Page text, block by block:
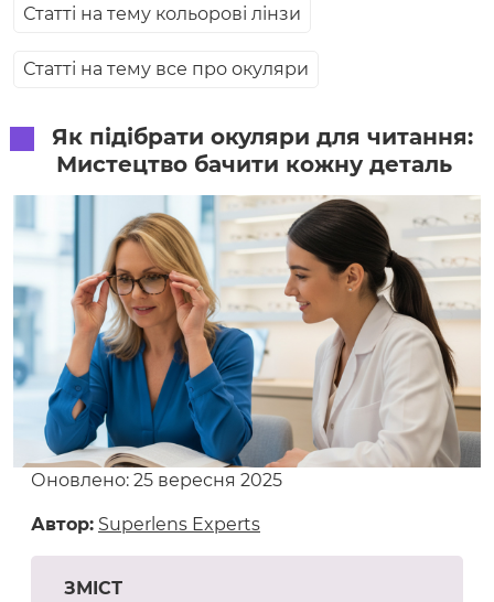
Статті на тему кольорові лінзи
Статті на тему все про окуляри
Як підібрати окуляри для читання:
Мистецтво бачити кожну деталь
Оновлено: 25 вересня 2025
Автор: Superlens Experts
ЗМІСТ